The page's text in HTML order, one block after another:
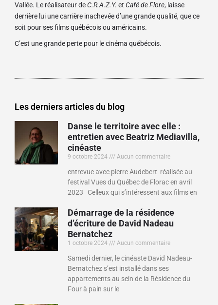
Vallée. Le réalisateur deC.R.A.Z.Y. et Café de Flore, laisse
derrière lui une carrière inachevée d’une grande qualité, que ce
soit pour ses films québécois ou américains.
C’est une grande perte pour le cinéma québécois.
Les derniers articles du blog
Danse le territoire avec elle :
entretien avec Beatriz Mediavilla,
cinéaste
9 octobre 2024 Aucun commentaire
entrevue avec pierre Audebert réalisée au
festival Vues du Québec de Florac en avril
2023 Celleux qui s’intéressent aux films en
Démarrage de la résidence
d’écriture de David Nadeau
Bernatchez
1 octobre 2024 Aucun commentaire
Samedi dernier, le cinéaste David Nadeau-
Bernatchez s’est installé dans ses
appartements au sein de la Résidence du
Four à pain sur le